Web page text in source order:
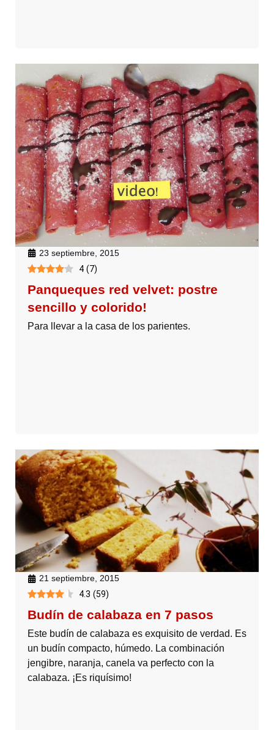
23 septiembre, 2015
4 (7)
Panqueques red velvet: postre
sencillo y colorido!
Para llevar a la casa de los parientes.
21 septiembre, 2015
4.3 (59)
Budín de calabaza en 7 pasos
Este budín de calabaza es exquisito de verdad. Es
un budín compacto, húmedo. La combinación
jengibre, naranja, canela va perfecto con la
calabaza. ¡Es riquísimo!